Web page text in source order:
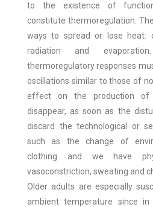
to the existence of
constitute thermoregulation.
ways to spread or lose heat:
radiation and
thermoregulatory responses
oscillations similar to those of
effect on the production
disappear, as soon as the
discard the technological or
such as the change of
clothing and we have
vasoconstriction, sweating and
Older adults are especially
ambient temperature since